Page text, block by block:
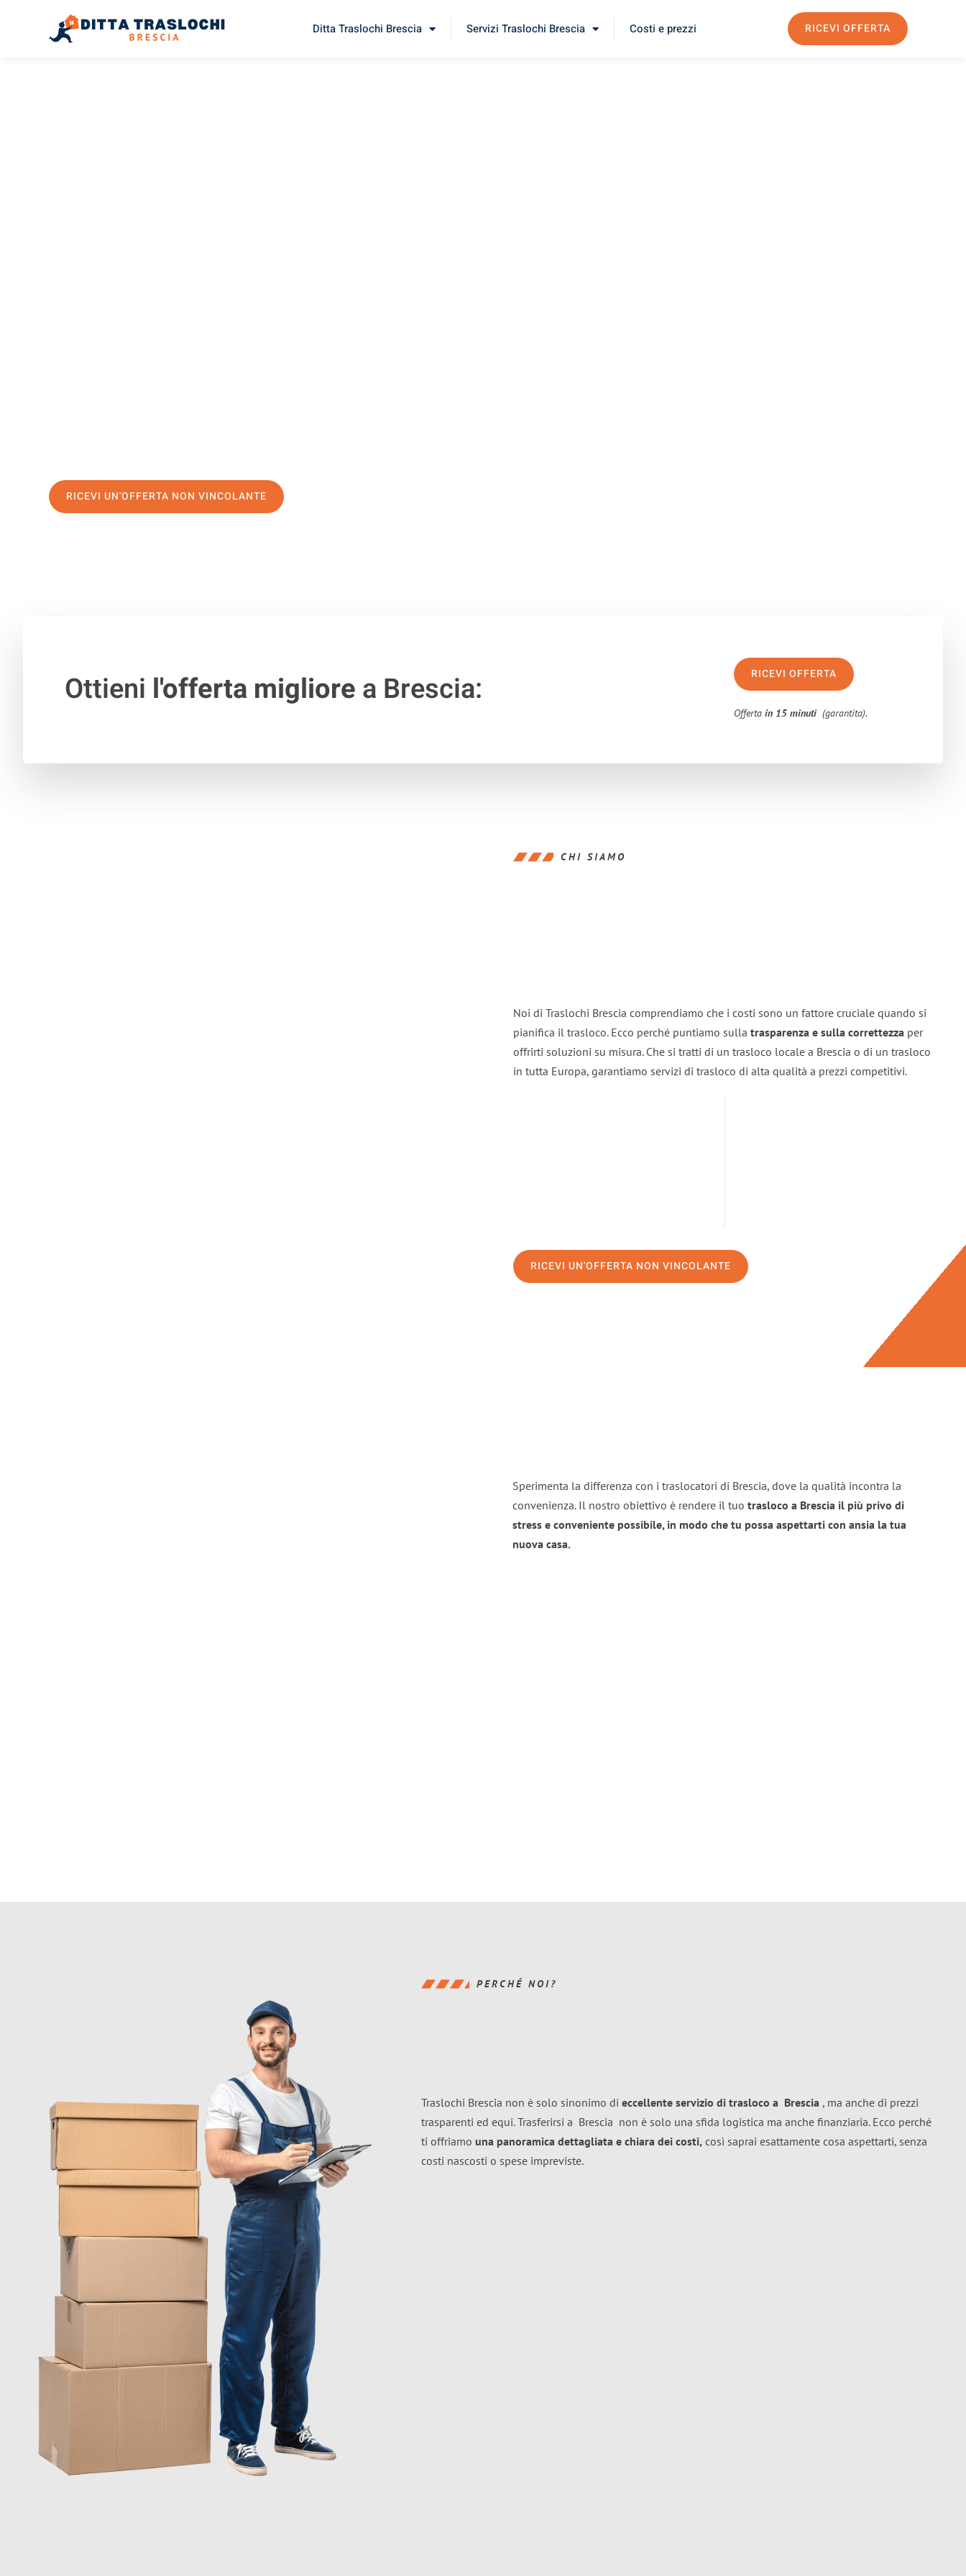
Ditta Traslochi Brescia Servizi Traslochi Brescia Costi e prezzi RICEVI OFFERTA
RICEVI UN'OFFERTA NON VINCOLANTE
Ottieni l'offerta migliorea Brescia: RICEVI OFFERTA
Offertain 15 minuti (garantita).
CHI SIAMO
Noi di Traslochi Brescia comprendiamo che i costi sono un fattore cruciale quando si
pianifica il trasloco. Ecco perché puntiamo sulla trasparenza e sulla correttezza per
offrirti soluzioni su misura. Che si tratti di un trasloco locale a Brescia o di un trasloco
in tutta Europa, garantiamo servizi di trasloco di alta qualità a prezzi competitivi.
RICEVI UN'OFFERTA NON VINCOLANTE
Sperimenta la differenza con i traslocatori di Brescia, dove la qualità incontra la
convenienza. Il nostro obiettivo è rendere il tuo trasloco a Brescia il più privo di
stress e conveniente possibile, in modo che tu possa aspettarti con ansia la tua
nuova casa.
PERCHÉ NOI?
Traslochi Brescia non è solo sinonimo di eccellente servizio di trasloco a Brescia , ma anche di prezzi
trasparenti ed equi. Trasferirsi a Brescia non è solo una sfida logistica ma anche finanziaria. Ecco perché
ti offriamo una panoramica dettagliata e chiara dei costi, così saprai esattamente cosa aspettarti, senza
costi nascosti o spese impreviste.